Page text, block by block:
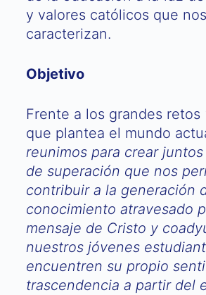
y valores católicos que nos
caracterizan.
Objetivo
Frente a los grandes retos
que plantea el mundo
reunimos para crear
de superación que nos
contribuir a la generación
conocimiento atravesado
mensaje de Cristo y
nuestros jóvenes
encuentren su propio
trascendencia a partir del